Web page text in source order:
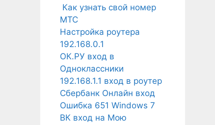
Как узнать свой номер
МТС
Настройка роутера
192.168.0.1
ОК.РУ вход в
Одноклассники
192.168.1.1 вход в роутер
Сбербанк Онлайн вход
Ошибка 651 Windows 7
ВК вход на Мою